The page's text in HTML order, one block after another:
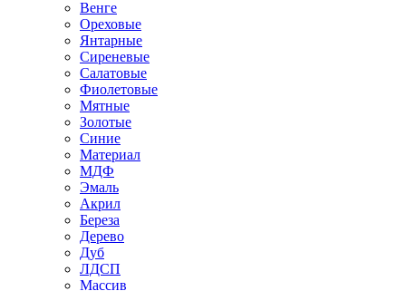
Венге
Ореховые
Янтарные
Сиреневые
Салатовые
Фиолетовые
Мятные
Золотые
Синие
Материал
МДФ
Эмаль
Акрил
Береза
Дерево
Дуб
ЛДСП
Массив